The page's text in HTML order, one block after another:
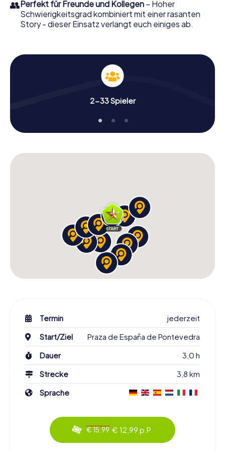
👥Perfekt für Freunde und Kollegen – Hoher
Schwierigkeitsgrad kombiniert mit einer rasanten
Story - dieser Einsatz verlangt euch einiges ab.
2-33 Spieler
Termin
jederzeit
Start/Ziel
Praza de España de Pontevedra
Dauer
3,0 h
Strecke
3,8 km
Sprache
€ 15,99 € 12,99 p.P.